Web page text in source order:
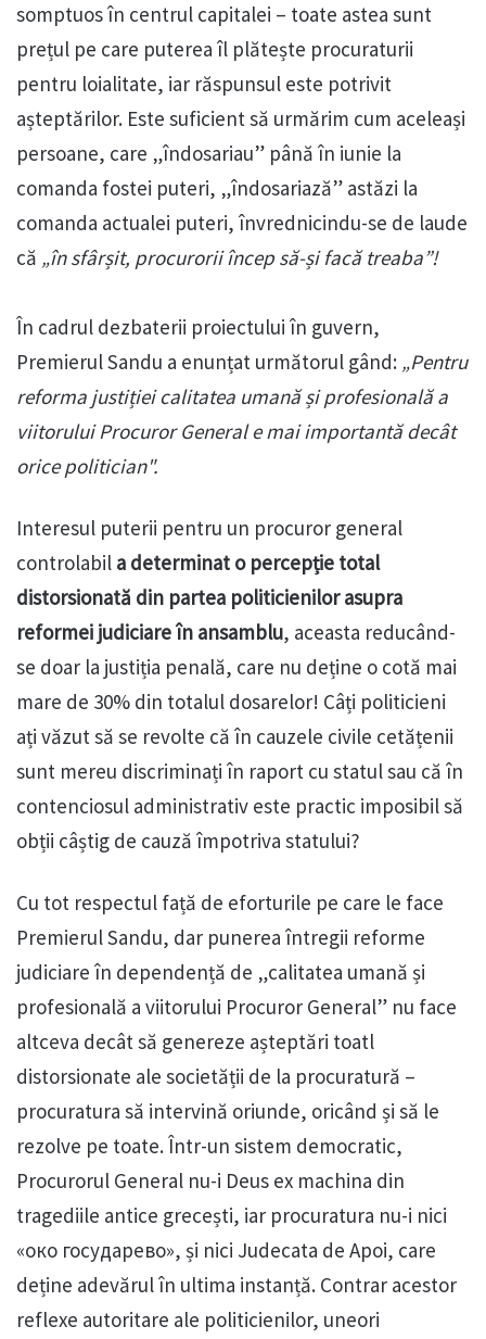
somptuos în centrul capitalei – toate astea sunt
prețul pe care puterea îl plătește procuraturii
pentru loialitate, iar răspunsul este potrivit
așteptărilor. Este suficient să urmărim cum aceleași
persoane, care „îndosariau” până în iunie la
comanda fostei puteri, „îndosariază” astăzi la
comanda actualei puteri, învrednicindu-se de laude
că „în sfârșit, procurorii încep să-și facă treaba”!
În cadrul dezbaterii proiectului în guvern,
Premierul Sandu a enunțat următorul gând: „Pentru
reforma justiției calitatea umană și profesională a
viitorului Procuror General e mai importantă decât
orice politician".
Interesul puterii pentru un procuror general
controlabil a determinat o percepție total
distorsionată din partea politicienilor asupra
reformei judiciare în ansamblu, aceasta reducând-
se doar la justiția penală, care nu deține o cotă mai
mare de 30% din totalul dosarelor! Câți politicieni
ați văzut să se revolte că în cauzele civile cetățenii
sunt mereu discriminați în raport cu statul sau că în
contenciosul administrativ este practic imposibil să
obții câștig de cauză împotriva statului?
Cu tot respectul față de eforturile pe care le face
Premierul Sandu, dar punerea întregii reforme
judiciare în dependență de „calitatea umană și
profesională a viitorului Procuror General” nu face
altceva decât să genereze așteptări toatl
distorsionate ale societății de la procuratură –
procuratura să intervină oriunde, oricând și să le
rezolve pe toate. Într-un sistem democratic,
Procurorul General nu-i Deus ex machina din
tragediile antice grecești, iar procuratura nu-i nici
«око государево», și nici Judecata de Apoi, care
deține adevărul în ultima instanță. Contrar acestor
reflexe autoritare ale politicienilor, uneori